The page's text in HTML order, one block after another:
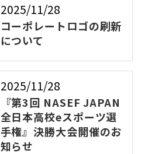
2025/11/28
コーポレートロゴの刷新
について
2025/11/28
『第3回 NASEF JAPAN
全日本高校eスポーツ選
手権』決勝大会開催のお
知らせ